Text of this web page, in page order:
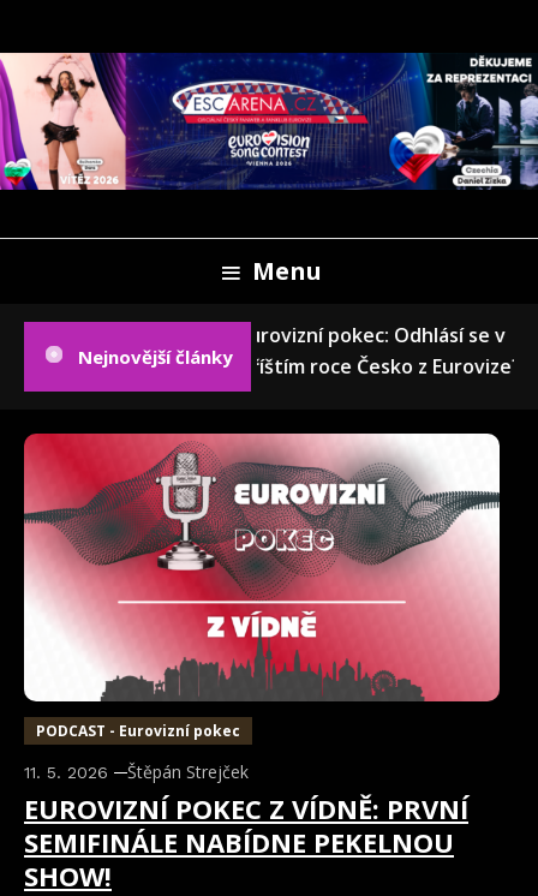
To
Content
ESCARENA.CZ
Menu
Nejnovější články
Eurovizní pokec: Odhlásí se v
příštím roce Česko z Eurovize?
PODCAST - Eurovizní pokec
11. 5. 2026 Štěpán Strejček
EUROVIZNÍ POKEC Z VÍDNĚ: PRVNÍ
SEMIFINÁLE NABÍDNE PEKELNOU
SHOW!